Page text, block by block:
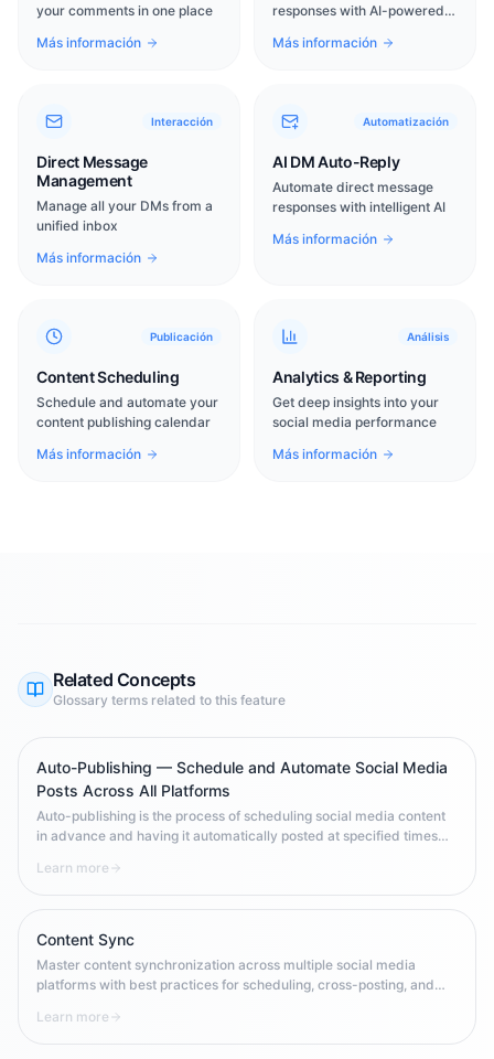
your comments in one place
Más información
responses with AI-powered
Más información
Interacción
Direct Message
Management
Manage all your DMs from a
unified inbox
Más información
Automatización
AI DM Auto-Reply
Automate direct message
responses with intelligent AI
Más información
Publicación
Content Scheduling
Schedule and automate your
content publishing calendar
Más información
Análisis
Analytics & Reporting
Get deep insights into your
social media performance
Más información
Related Concepts
Glossary terms related to this feature
Auto-Publishing — Schedule and Automate Social Media
Posts Across All Platforms
Auto-publishing is the process of scheduling social media content
in advance and having it automatically posted at specified times
consistent posting frequency, optimize for peak engagement times,
and scale content operations without requiring manual 24/7
Learn more
Content Sync
Master content synchronization across multiple social media
platforms with best practices for scheduling, cross-posting, and
Learn more